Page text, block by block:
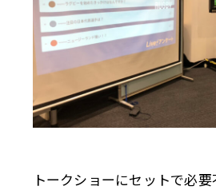
トークショーにセットで必